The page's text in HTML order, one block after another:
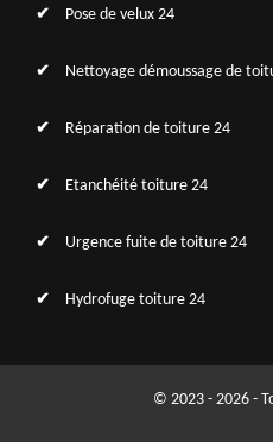
Pose de velux 24
Nettoyage démoussage de
Réparation de toiture 24
Etanchéité toiture 24
Urgence fuite de toiture 24
Hydrofuge toiture 24
© 2023 - 2026 -